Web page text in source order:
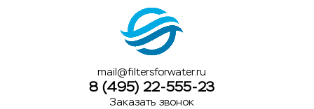
mail@filtersforwater.ru
8 (495) 22-555-23
Заказать звонок